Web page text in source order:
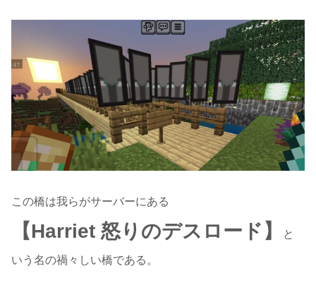
この橋は我らがサーバーにある
【Harriet 怒りのデスロード】 と
いう名の禍々しい橋である。